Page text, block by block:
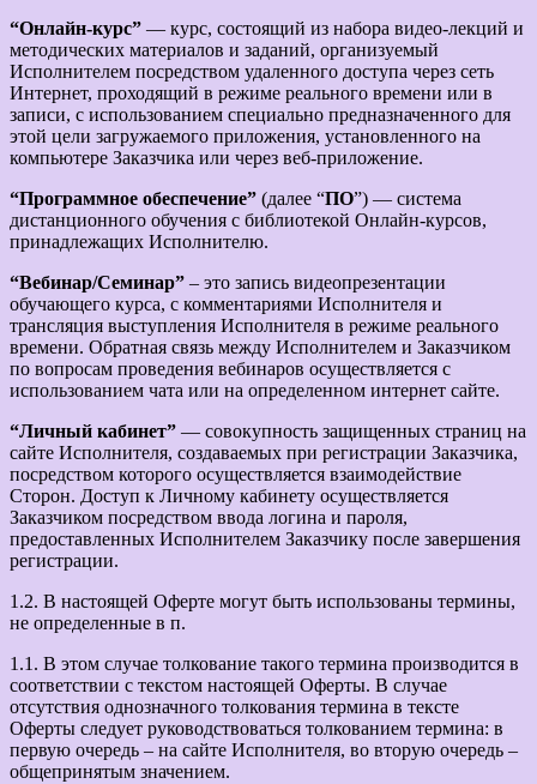
“Онлайн-курс” — курс, состоящий из набора видео-лекций и
методических материалов и заданий, организуемый
Исполнителем посредством удаленного доступа через сеть
Интернет, проходящий в режиме реального времени или в
записи, с использованием специально предназначенного для
этой цели загружаемого приложения, установленного на
компьютере Заказчика или через веб-приложение.
“Программное обеспечение” (далее “ПО”) — система
дистанционного обучения с библиотекой Онлайн-курсов,
принадлежащих Исполнителю.
“Вебинар/Семинар” – это запись видеопрезентации
обучающего курса, с комментариями Исполнителя и
трансляция выступления Исполнителя в режиме реального
времени. Обратная связь между Исполнителем и Заказчиком
по вопросам проведения вебинаров осуществляется с
использованием чата или на определенном интернет сайте.
“Личный кабинет” — совокупность защищенных страниц на
сайте Исполнителя, создаваемых при регистрации Заказчика,
посредством которого осуществляется взаимодействие
Сторон. Доступ к Личному кабинету осуществляется
Заказчиком посредством ввода логина и пароля,
предоставленных Исполнителем Заказчику после завершения
регистрации.
1.2. В настоящей Оферте могут быть использованы термины,
не определенные в п.
1.1. В этом случае толкование такого термина производится в
соответствии с текстом настоящей Оферты. В случае
отсутствия однозначного толкования термина в тексте
Оферты следует руководствоваться толкованием термина: в
первую очередь – на сайте Исполнителя, во вторую очередь –
общепринятым значением.